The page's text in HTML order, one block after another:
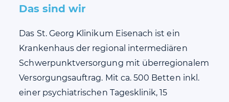
Das sind wir
Das St. Georg Klinikum Eisenach ist ein
Krankenhaus der regional intermediären
Schwerpunktversorgung mit überregionalem
Versorgungsauftrag. Mit ca. 500 Betten inkl.
einer psychiatrischen Tagesklinik, 15